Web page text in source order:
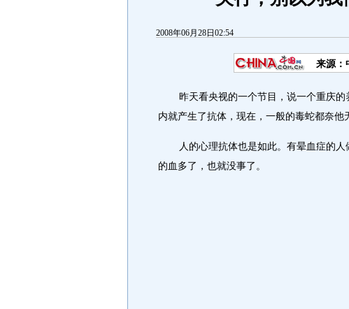
2008年06月28日02:54
来源：
昨天看央视的一个节目，说一个重庆
内就产生了抗体，现在，一般的毒蛇都奈他
人的心理抗体也是如此。有晕血症的
的血多了，也就没事了。